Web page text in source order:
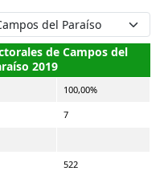
de Campos del
2019
100,00%
7
522